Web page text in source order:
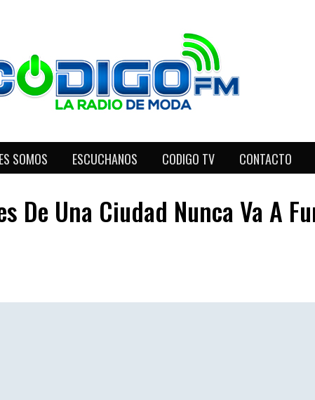
SOMOS ESCUCHANOS CODIGO TV CONTACTO
De Una Ciudad Nunca Va A